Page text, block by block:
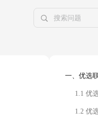
一、优选
1.1 优